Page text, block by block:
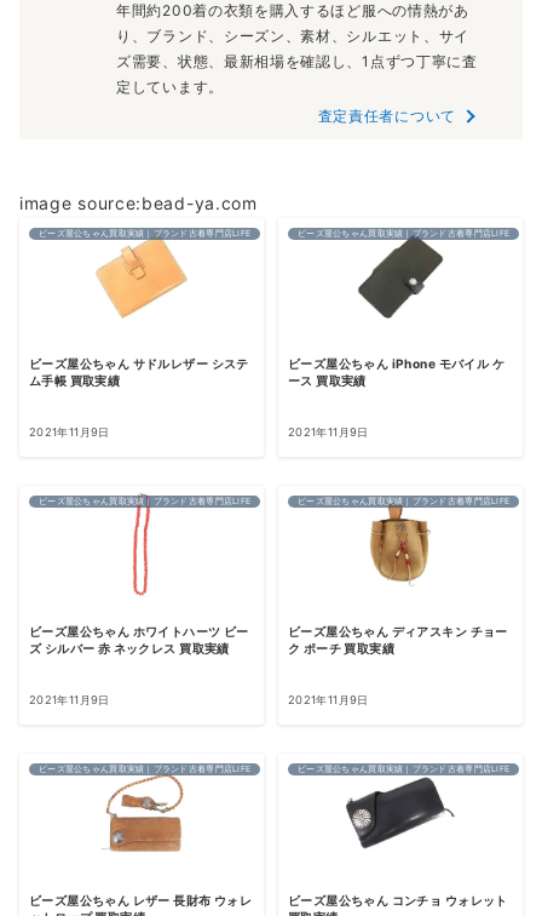
年間約200着の衣類を購入するほど服への情熱があ
り、ブランド、シーズン、素材、シルエット、サイ
ズ需要、状態、最新相場を確認し、1点ずつ丁寧に査
定しています。
査定責任者について
image source:bead-ya.com
ビーズ屋公ちゃん買取実績｜ブランド古着専門店LIFE
ビーズ屋公ちゃん サドルレザー システ
ム手帳 買取実績
2021年11月9日
ビーズ屋公ちゃん買取実績｜ブランド古着専門店LIFE
ビーズ屋公ちゃん iPhone モバイル ケ
ース 買取実績
2021年11月9日
ビーズ屋公ちゃん買取実績｜ブランド古着専門店LIFE
ビーズ屋公ちゃん ホワイトハーツ ビー
ズ シルバー 赤 ネックレス 買取実績
2021年11月9日
ビーズ屋公ちゃん買取実績｜ブランド古着専門店LIFE
ビーズ屋公ちゃん ディアスキン チョー
ク ポーチ 買取実績
2021年11月9日
ビーズ屋公ちゃん買取実績｜ブランド古着専門店LIFE
ビーズ屋公ちゃん レザー 長財布 ウォレ
ビーズ屋公ちゃん買取実績｜ブランド古着専門店LIFE
ビーズ屋公ちゃん コンチョ ウォレット